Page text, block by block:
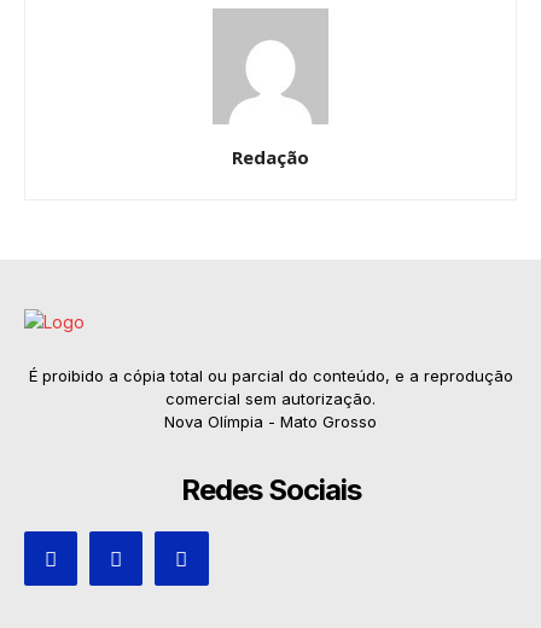
Redação
É proibido a cópia total ou parcial do conteúdo, e a reprodução
comercial sem autorização.
Nova Olímpia - Mato Grosso
Redes Sociais